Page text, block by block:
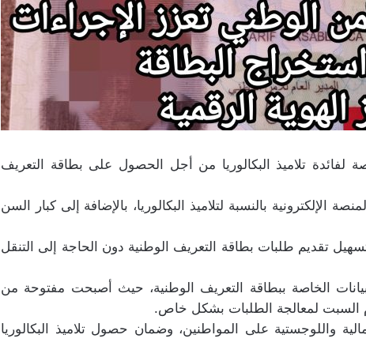
لفائدة تلاميذ البكالوريا من أجل الحصول على بطاقة التعريف
بالنسبة لتلاميذ البكالوريا، بالإضافة إلى كبار السن
تقديم طلبات بطاقة التعريف الوطنية دون الحاجة إلى التنقل
الخاصة ببطاقة التعريف الوطنية، حيث أصبحت مفتوحة من
واللوجستية على المواطنين، وضمان حصول تلاميذ البكالوريا